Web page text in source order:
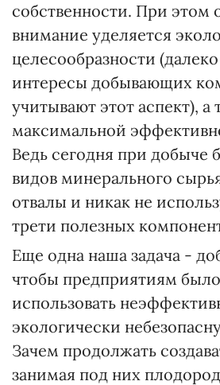
собственности. При этом
внимание уделяется
целесообразности
интересы добывающих
учитывают этот аспект), а
максимальной
Ведь сегодня при добыче
видов минерального
отвалы и никак не
трети полезных
Еще одна наша задача -
чтобы предприятиям
использовать
экологически
Зачем продолжать
занимая под них